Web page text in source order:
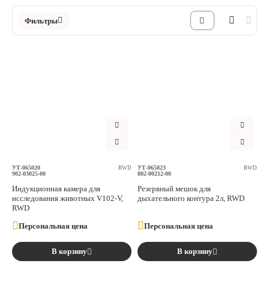
Шовный материал
Фильтры
УТ-065020
902-03025-00
RWD
Индукционная камера для
исследования животных V102-V,
RWD
Персональная цена
В корзину
УТ-065023
802-00212-00
RWD
Резервный мешок для
дыхательного контура 2л, RWD
Персональная цена
В корзину